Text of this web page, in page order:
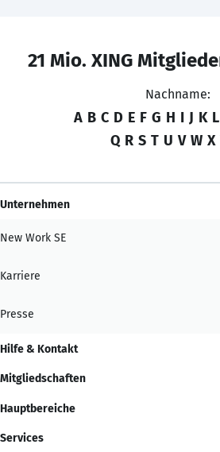
21 Mio. XING
Nachname:
A B C D E F G H I J K L
Q R S T U V W X
Unternehmen
New Work SE
Karriere
Presse
Hilfe & Kontakt
Mitgliedschaften
Hauptbereiche
Services